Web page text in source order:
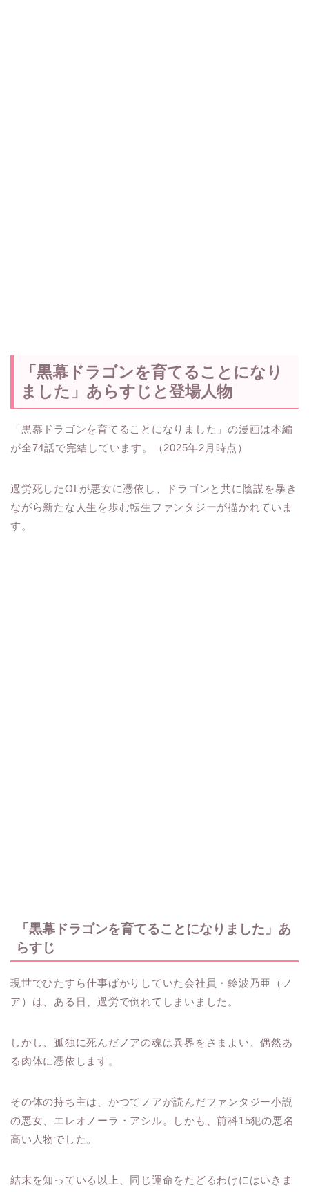
「黒幕ドラゴンを育てることになり
ました」あらすじと登場人物
「黒幕ドラゴンを育てることになりました」の漫画は本編
が全74話で完結しています。（2025年2月時点）
過労死したOLが悪女に憑依し、ドラゴンと共に陰謀を暴き
ながら新たな人生を歩む転生ファンタジーが描かれていま
す。
「黒幕ドラゴンを育てることになりました」あ
らすじ
現世でひたすら仕事ばかりしていた会社員・鈴波乃亜（ノ
ア）は、ある日、過労で倒れてしまいました。
しかし、孤独に死んだノアの魂は異界をさまよい、偶然あ
る肉体に憑依します。
その体の持ち主は、かつてノアが読んだファンタジー小説
の悪女、エレオノーラ・アシル。しかも、前科15犯の悪名
高い人物でした。
結末を知っている以上、同じ運命をたどるわけにはいきま